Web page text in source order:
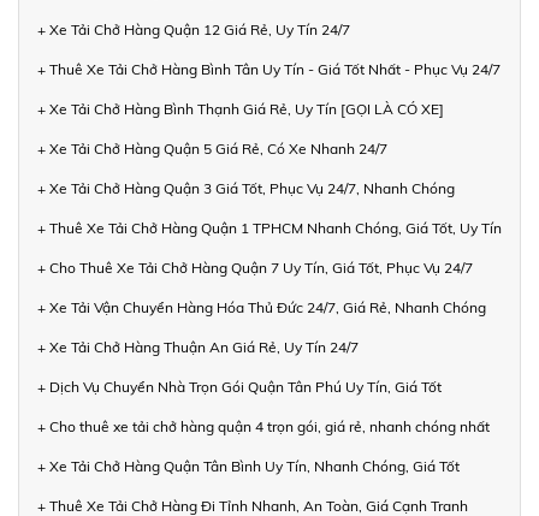
+ Xe Tải Chở Hàng Quận 12 Giá Rẻ, Uy Tín 24/7
+ Thuê Xe Tải Chở Hàng Bình Tân Uy Tín - Giá Tốt Nhất - Phục Vụ 24/7
+ Xe Tải Chở Hàng Bình Thạnh Giá Rẻ, Uy Tín [GỌI LÀ CÓ XE]
+ Xe Tải Chở Hàng Quận 5 Giá Rẻ, Có Xe Nhanh 24/7
+ Xe Tải Chở Hàng Quận 3 Giá Tốt, Phục Vụ 24/7, Nhanh Chóng
+ Thuê Xe Tải Chở Hàng Quận 1 TPHCM Nhanh Chóng, Giá Tốt, Uy Tín
+ Cho Thuê Xe Tải Chở Hàng Quận 7 Uy Tín, Giá Tốt, Phục Vụ 24/7
+ Xe Tải Vận Chuyển Hàng Hóa Thủ Đức 24/7, Giá Rẻ, Nhanh Chóng
+ Xe Tải Chở Hàng Thuận An Giá Rẻ, Uy Tín 24/7
+ Dịch Vụ Chuyển Nhà Trọn Gói Quận Tân Phú Uy Tín, Giá Tốt
+ Cho thuê xe tải chở hàng quận 4 trọn gói, giá rẻ, nhanh chóng nhất
+ Xe Tải Chở Hàng Quận Tân Bình Uy Tín, Nhanh Chóng, Giá Tốt
+ Thuê Xe Tải Chở Hàng Đi Tỉnh Nhanh, An Toàn, Giá Cạnh Tranh